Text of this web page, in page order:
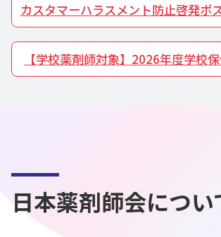
カスタマーハラスメント防止啓発ポ
ました
【学校薬剤師対象】2026年度学校
て（6/25 12:00～9/30ま
日本薬剤師会につい